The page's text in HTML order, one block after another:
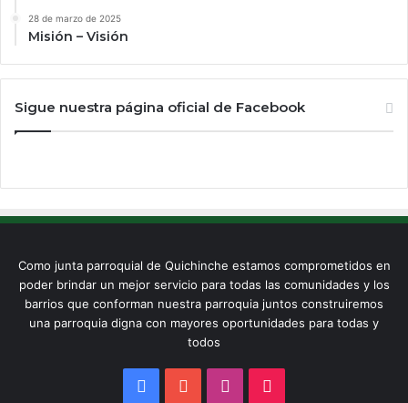
28 de marzo de 2025
Misión – Visión
Sigue nuestra página oficial de Facebook
Como junta parroquial de Quichinche estamos comprometidos en
poder brindar un mejor servicio para todas las comunidades y los
barrios que conforman nuestra parroquia juntos construiremos
una parroquia digna con mayores oportunidades para todas y
todos
FacebookYouTubeInstagram